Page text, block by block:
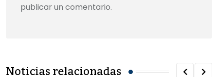
publicar un comentario.
Noticias relacionadas